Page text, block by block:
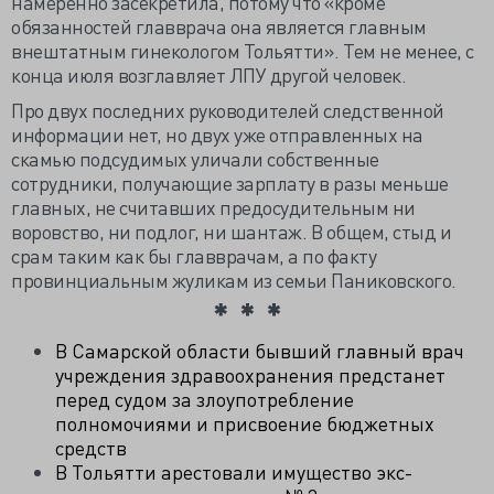
обязанностей главврача она является главным
внештатным гинекологом Тольятти». Тем не менее, с
конца июля возглавляет ЛПУ другой человек.
Про двух последних руководителей следственной
информации нет, но двух уже отправленных на
скамью подсудимых уличали собственные
сотрудники, получающие зарплату в разы меньше
главных, не считавших предосудительным ни
воровство, ни подлог, ни шантаж. В общем, стыд и
срам таким как бы главврачам, а по факту
провинциальным жуликам из семьи Паниковского.
В Самарской области бывший главный врач
учреждения здравоохранения предстанет
перед судом за злоупотребление
полномочиями и присвоение бюджетных
средств
В Тольятти арестовали имущество экс-